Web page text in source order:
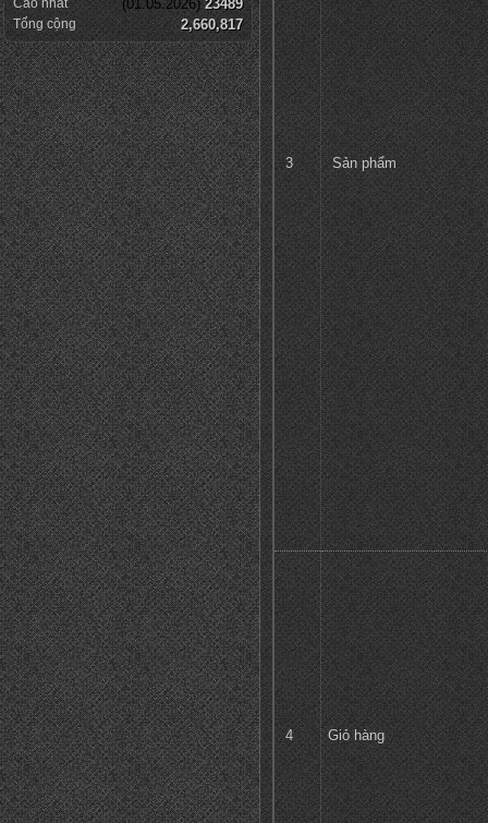
Cao nhất (01.05.2026)23489
Tổng cộng 2,660,817
3 Sản phẩm
4 Giỏ hàng